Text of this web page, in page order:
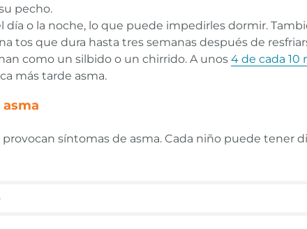
pecho.
día o la noche, lo que puede impedirles dormir.
tos que dura hasta tres semanas después de
como un silbido o un chirrido. A unos 4 de cada 10
más tarde asma.
síntomas de asma. Cada niño puede tener